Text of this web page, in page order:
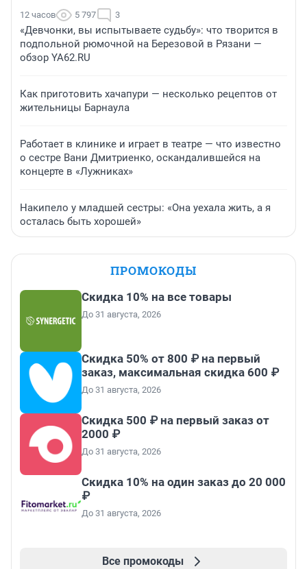
12 часов 5 797 3
«Девчонки, вы испытываете судьбу»: что творится в
подпольной рюмочной на Березовой в Рязани —
обзор YA62.RU
Как приготовить хачапури — несколько рецептов от
жительницы Барнаула
Работает в клинике и играет в театре — что известно
о сестре Вани Дмитриенко, оскандалившейся на
концерте в «Лужниках»
Накипело у младшей сестры: «Она уехала жить, а я
осталась быть хорошей»
ПРОМОКОДЫ
Скидка 10% на все товары
До 31 августа, 2026
Скидка 50% от 800 ₽ на первый
заказ, максимальная скидка 600 ₽
До 31 августа, 2026
Скидка 500 ₽ на первый заказ от
2000 ₽
До 31 августа, 2026
Скидка 10% на один заказ до 20 000
₽
До 31 августа, 2026
Все промокоды